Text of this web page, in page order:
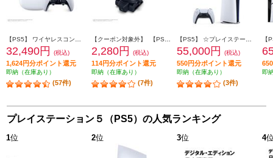
32,490円 (税込)
1,624円分ポイント還元
即納（在庫あり）
(57件)
2,280円 (税込)
114円分ポイント還元
即納（在庫あり）
(7件)
55,000円 (税込)
550円分ポイント還元
即納（在庫あり）
(3件)
即
プレイステーション５（PS5）の人気ランキング
1位 2位 3位 4